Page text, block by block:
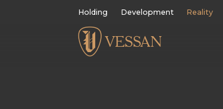
Holding Development Reality